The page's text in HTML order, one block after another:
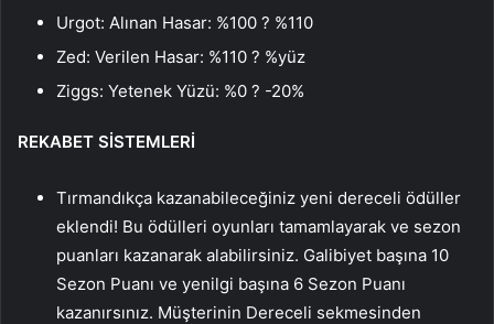
Urgot: Alınan Hasar: %100 ? %110
Zed: Verilen Hasar: %110 ? %yüz
Ziggs: Yetenek Yüzü: %0 ? -20%
REKABET SİSTEMLERİ
Tırmandıkça kazanabileceğiniz yeni dereceli ödüller
eklendi! Bu ödülleri oyunları tamamlayarak ve sezon
puanları kazanarak alabilirsiniz. Galibiyet başına 10
Sezon Puanı ve yenilgi başına 6 Sezon Puanı
kazanırsınız. Müşterinin Dereceli sekmesinden